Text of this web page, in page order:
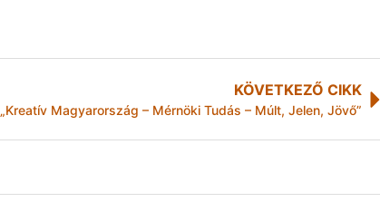
KÖVETKEZŐ CIKK
„Kreatív Magyarország – Mérnöki Tudás – Múlt, Jelen, Jövő”